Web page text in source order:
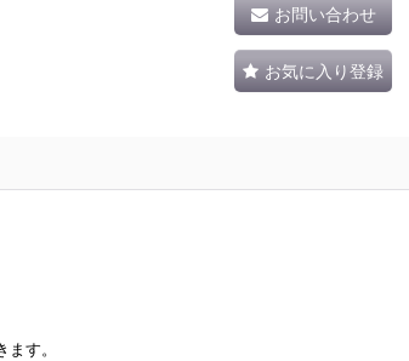
お問い合わせ
お気に入り登録
す。